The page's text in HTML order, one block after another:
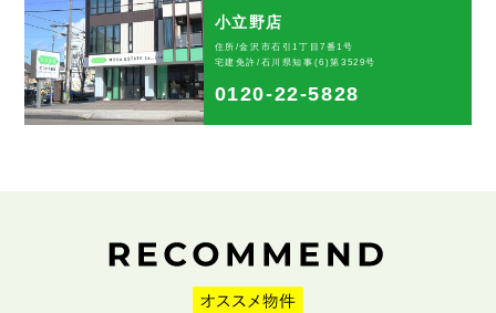
小立野店
住所/金沢市石引1丁目7番1号
宅建免許/石川県知事(6)第3529号
0120-22-5828